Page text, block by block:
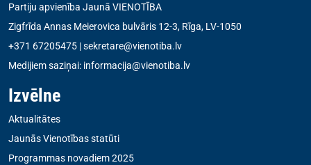
Partiju apvienība Jaunā VIENOTĪBA
Zigfrīda Annas Meierovica bulvāris 12-3, Rīga, LV-1050
+371 67205475 |sekretare@vienotiba.lv
Medijiem saziņai: informacija@vienotiba.lv
Izvēlne
Aktualitātes
Jaunās Vienotības statūti
Programmas novadiem 2025